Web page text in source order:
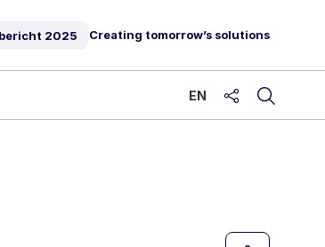
2025 Creating tomorrow’s solutions
EN